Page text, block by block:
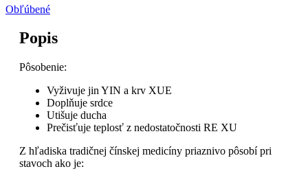
Obľúbené
Popis
Pôsobenie:
Vyživuje jin YIN a krv XUE
Doplňuje srdce
Utišuje ducha
Prečisťuje teplosť z nedostatočnosti RE XU
Z hľadiska tradičnej čínskej medicíny priaznivo pôsobí pri
stavoch ako je: